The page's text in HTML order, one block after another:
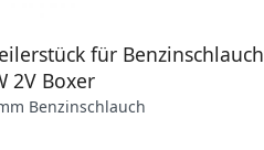
für Benzinschlauch
2V Boxer
Benzinschlauch